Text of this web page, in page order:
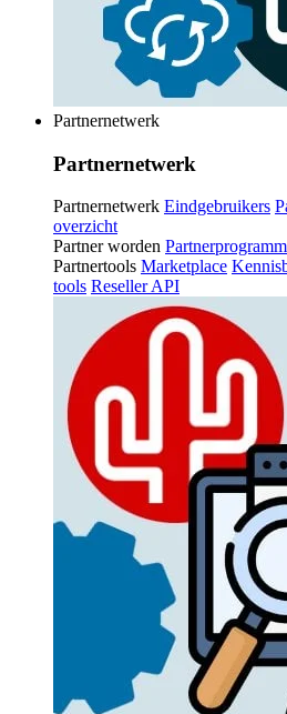
Partnernetwerk
Partnernetwerk
Partnernetwerk Eindgebruikers
overzicht
Partner worden
Partnertools Marketplace
tools Reseller API